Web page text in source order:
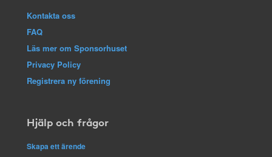
Kontakta oss
FAQ
Läs mer om Sponsorhuset
Privacy Policy
Registrera ny förening
Hjälp och frågor
Skapa ett ärende